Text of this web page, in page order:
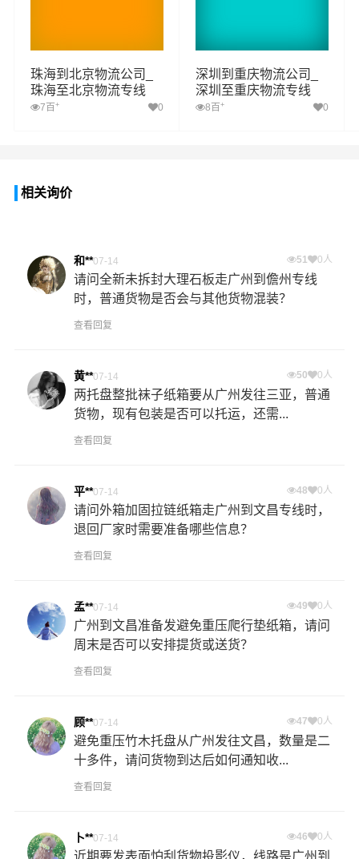
珠海到北京物流公司_
珠海至北京物流专线
7百 + 0
深圳到重庆物流公司_
深圳至重庆物流专线
8百 + 0
相关询价
和**07-14 51 0人
请问全新未拆封大理石板走广州到儋州专线
时，普通货物是否会与其他货物混装？
查看回复
黄**07-14 50 0人
两托盘整批袜子纸箱要从广州发往三亚，普通
货物，现有包装是否可以托运，还需...
查看回复
平**07-14 48 0人
请问外箱加固拉链纸箱走广州到文昌专线时，
退回厂家时需要准备哪些信息？
查看回复
孟**07-14 49 0人
广州到文昌准备发避免重压爬行垫纸箱，请问
周末是否可以安排提货或送货？
查看回复
顾**07-14 47 0人
避免重压竹木托盘从广州发往文昌，数量是二
十多件，请问货物到达后如何通知收...
查看回复
卜**07-14 46 0人
近期要发表面怕刮货物投影仪，线路是广州到